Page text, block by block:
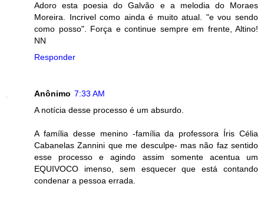
Adoro esta poesia do Galvão e a melodia do Moraes
Moreira. Incrivel como ainda é muito atual. "e vou sendo
como posso". Força e continue sempre em frente, Altino!
NN
Responder
Anônimo 7:33 AM
A notícia desse processo é um absurdo.
A família desse menino -família da professora Íris Célia
Cabanelas Zannini que me desculpe- mas não faz sentido
esse processo e agindo assim somente acentua um
EQUIVOCO imenso, sem esquecer que está contando
condenar a pessoa errada.